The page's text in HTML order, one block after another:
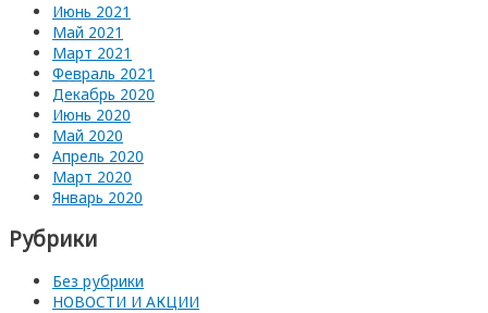
Июнь 2021
Май 2021
Март 2021
Февраль 2021
Декабрь 2020
Июнь 2020
Май 2020
Апрель 2020
Март 2020
Январь 2020
Рубрики
Без рубрики
НОВОСТИ И АКЦИИ